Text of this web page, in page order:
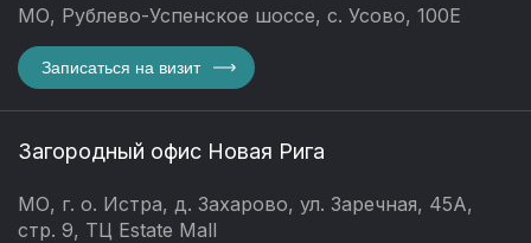
МО, Рублево-Успенское шоссе, с. Усово, 100Е
Записаться на визит
Загородный офис Новая Рига
МО, г. о. Истра, д. Захарово, ул. Заречная, 45А,
стр. 9, ТЦ Estate Mall